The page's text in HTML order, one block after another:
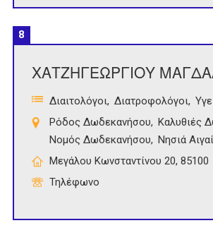
8
ΧΑΤΖΗΓΕΩΡΓΙΟΥ
Διαιτολόγοι Διατροφολόγοι
Ρόδος Δωδεκανήσου
Καλυθιές
Νομός Δωδεκανήσου
Νησιά
Μεγάλου Κωνσταντίνου 20, 85100
Τηλέφωνο